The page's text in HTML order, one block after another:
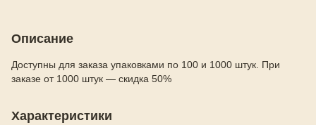
Описание
Доступны для заказа упаковками по 100 и 1000 штук. При
заказе от 1000 штук — скидка 50%
Характеристики